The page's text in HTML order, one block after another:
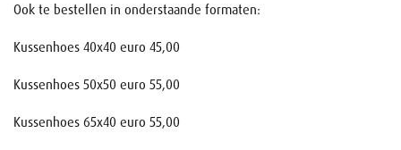
Ook te bestellen in onderstaande formaten:
Kussenhoes 40x40 euro 45,00
Kussenhoes 50x50 euro 55,00
Kussenhoes 65x40 euro 55,00